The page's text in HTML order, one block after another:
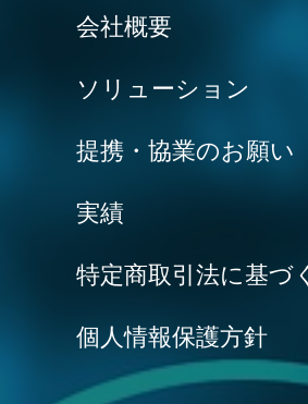
会社概要
ソリューション
提携・協業のお願い
実績
特定商取引法に基づ
個人情報保護方針